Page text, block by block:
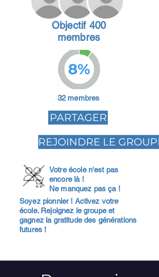
Objectif 400
membres
8%
32 membres
PARTAGER
REJOINDRE LE GROUPE
Votre école n'est pas
encore là !
Ne manquez pas ça !
Soyez pionnier ! Activez votre
école. Rejoignez le groupe et
gagnez la gratitude des générations
futures !